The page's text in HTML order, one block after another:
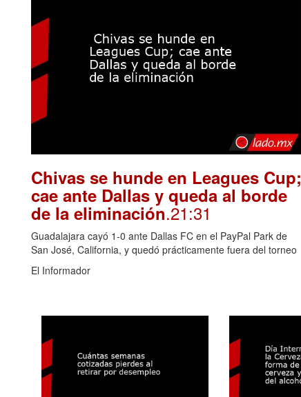
Chivas se hunde en Leagues Cup;
cae ante Dallas y queda al borde
de la eliminación.21:31
Guadalajara cayó 1-0 ante Dallas FC en el PayPal Park de
San José, California, y quedó prácticamente fuera del torneo
El Informador